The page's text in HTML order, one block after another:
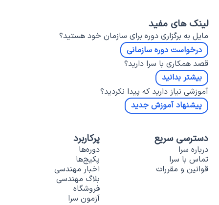
لینک های مفید
مایل به برگزاری دوره برای سازمان خود هستید؟
درخواست دوره سازمانی
قصد همکاری با سرا دارید؟
بیشتر بدانید
آموزشی نیاز دارید که پیدا نکردید؟
پیشنهاد آموزش جدید
دسترسی سریع
درباره سرا
تماس با سرا
قوانین و مقررات
پرکاربرد
دوره‌ها
پکیج‌ها
اخبار مهندسی
بلاگ مهندسی
فروشگاه
آزمون سرا